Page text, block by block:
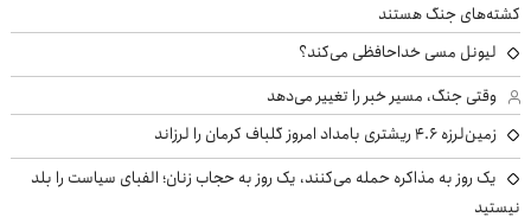
کشته‌های جنگ هستند
لیونل مسی خداحافظی می‌کند؟
وقتی جنگ، مسیر خبر را تغییر می‌دهد
زمین‌لرزه ۴.۶ ریشتری بامداد امروز گلباف کرمان را لرزاند
یک روز به مذاکره حمله می‌کنند، یک روز به حجاب زنان؛ الفبای سیاست را بلد
نیستید